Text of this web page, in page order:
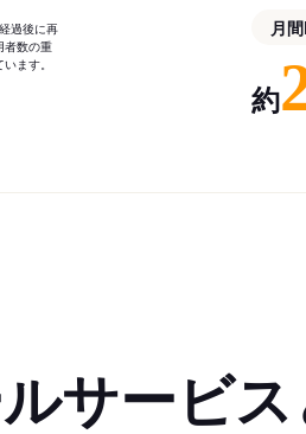
過後に再
者数の重
ます。
月
約
サービス